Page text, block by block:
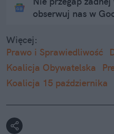
obserwuj nas w
Więcej:
Prawo i Sprawiedliwość
Koalicja Obywatelska
Koalicja 15 października